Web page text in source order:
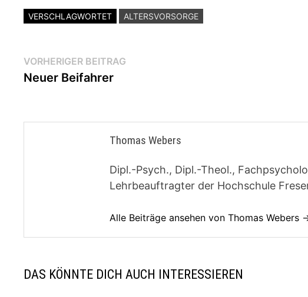
VERSCHLAGWORTET ALTERSVORSORGE
Beitragsnavigation
VORHERIGER BEITRAG
Neuer Beifahrer
Thomas Webers
Dipl.-Psych., Dipl.-Theol.,
Lehrbeauftragter der Hochschule
Alle Beiträge ansehen von Thomas Webers
DAS KÖNNTE DICH AUCH INTERESSIEREN